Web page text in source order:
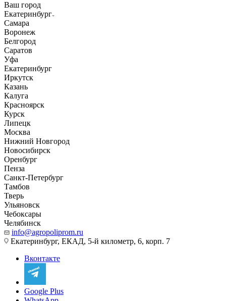
Ваш город
Екатеринбург
Самара
Воронеж
Белгород
Саратов
Уфа
Екатеринбург
Иркутск
Казань
Калуга
Красноярск
Курск
Липецк
Москва
Нижний Новгород
Новосибирск
Оренбург
Пенза
Санкт-Петербург
Тамбов
Тверь
Ульяновск
Чебоксары
Челябинск
info@agropoliprom.ru
Екатеринбург, ЕКАД, 5-й километр, 6, корп. 7
Вконтакте
Google Plus